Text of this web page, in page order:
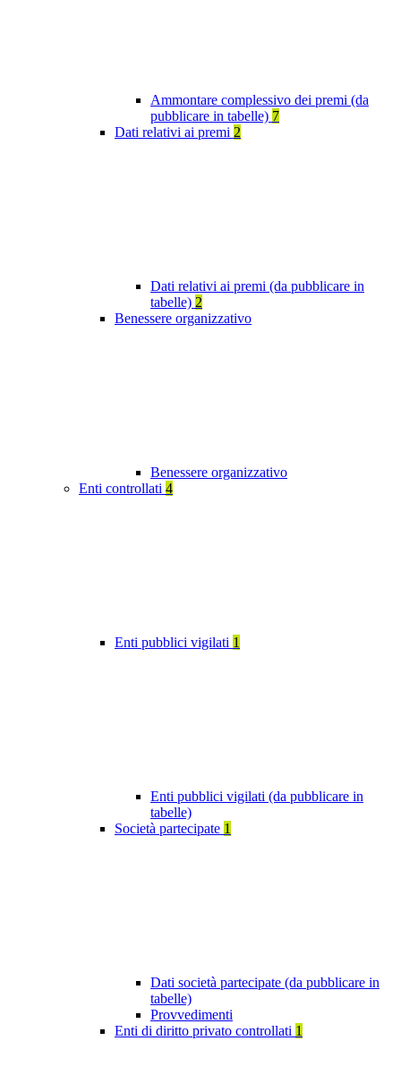
Ammontare complessivo dei premi (da
pubblicare in tabelle) 7
Dati relativi ai premi 2
Dati relativi ai premi (da pubblicare in
tabelle) 2
Benessere organizzativo
Benessere organizzativo
Enti controllati 4
Enti pubblici vigilati 1
Enti pubblici vigilati (da pubblicare in
tabelle)
Società partecipate 1
Dati società partecipate (da pubblicare in
tabelle)
Provvedimenti
Enti di diritto privato controllati 1